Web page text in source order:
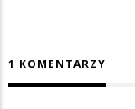
1 KOMENTARZY